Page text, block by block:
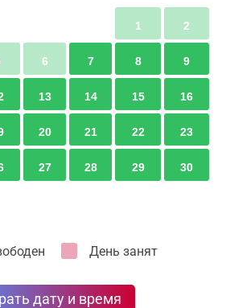
1 2
6 7 8 9
13 14 15 16
20 21 22 23
27 28 29 30
День занят
дату и время